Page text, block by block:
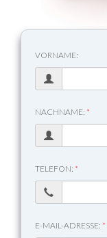
VORNAME:
NACHNAME: *
TELEFON: *
E-MAIL-ADRESSE: *